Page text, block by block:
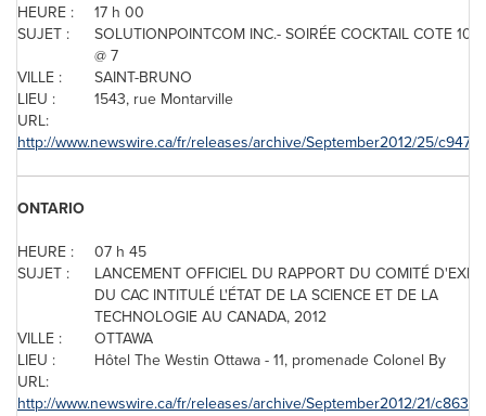
HEURE :
17 h 00
SUJET :
SOLUTIONPOINTCOM INC.- SOIRÉE COCKTAIL COTE
@ 7
VILLE :
SAINT-BRUNO
LIEU :
1543, rue Montarville
URL:
http://www.newswire.ca/fr/releases/archive/September2012/25/
ONTARIO
HEURE :
07 h 45
SUJET :
LANCEMENT OFFICIEL DU RAPPORT DU COMITÉ
DU CAC INTITULÉ L'ÉTAT DE LA SCIENCE ET DE LA
TECHNOLOGIE AU CANADA, 2012
VILLE :
OTTAWA
LIEU :
Hôtel The Westin Ottawa- 11, promenadeColonel By
URL:
http://www.newswire.ca/fr/releases/archive/September2012/21/